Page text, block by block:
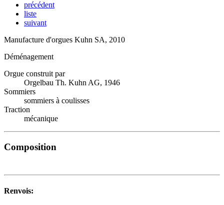
précédent
liste
suivant
Manufacture d'orgues Kuhn SA, 2010
Déménagement
Orgue construit par
Orgelbau Th. Kuhn AG, 1946
Sommiers
sommiers à coulisses
Traction
mécanique
Composition
Renvois: